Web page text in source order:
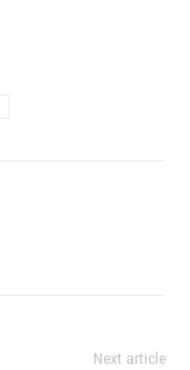
Next article